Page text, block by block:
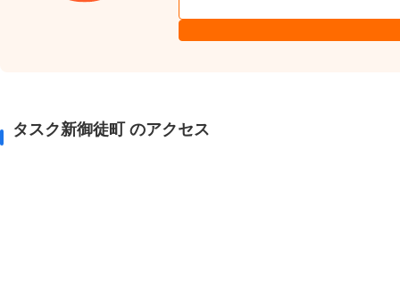
タスク新御徒町 のアクセス